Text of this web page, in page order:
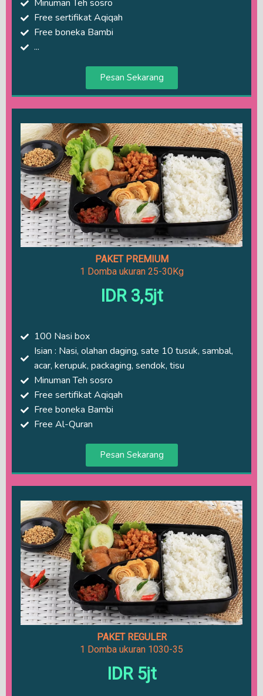
Minuman Teh sosro
Free sertifikat Aqiqah
Free boneka Bambi
...
Pesan Sekarang
PAKET PREMIUM
1 Domba ukuran 25-30Kg
IDR 3,5jt
100 Nasi box
Isian : Nasi, olahan daging, sate 10 tusuk, sambal,
acar, kerupuk, packaging, sendok, tisu
Minuman Teh sosro
Free sertifikat Aqiqah
Free boneka Bambi
Free Al-Quran
Pesan Sekarang
PAKET REGULER
1 Domba ukuran 1030-35
IDR 5jt